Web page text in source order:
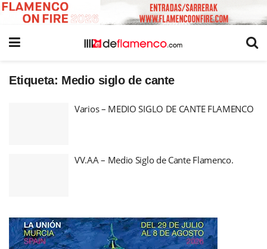
Etiqueta: Medio siglo de cante
Varios – MEDIO SIGLO DE CANTE FLAMENCO
VV.AA – Medio Siglo de Cante Flamenco.